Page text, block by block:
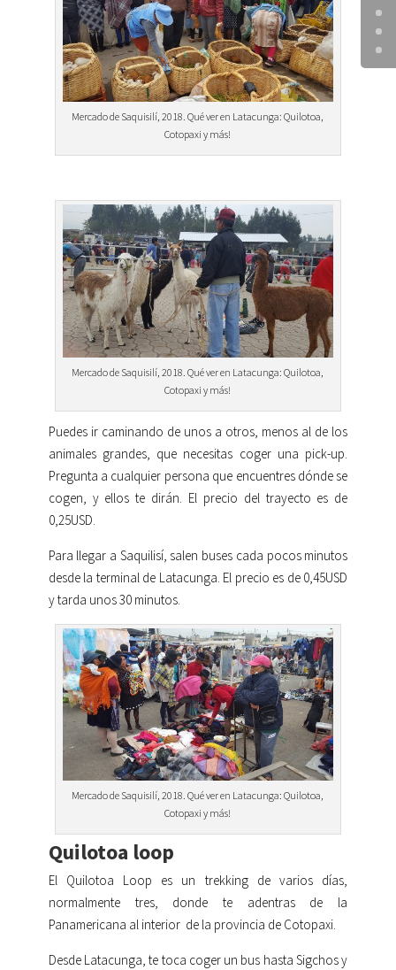
Mercado de Saquisilí, 2018. Qué ver en Latacunga: Quilotoa,
Cotopaxi y más!
Mercado de Saquisilí, 2018. Qué ver en Latacunga: Quilotoa,
Cotopaxi y más!
Puedes ir caminando de unos a otros, menos al de los
animales grandes, que necesitas coger una pick-up.
Pregunta a cualquier persona que encuentres dónde se
cogen, y ellos te dirán. El precio del trayecto es de
0,25USD.
Para llegar a Saquilisí, salen buses cada pocos minutos
desde la terminal de Latacunga. El precio es de 0,45USD
y tarda unos 30 minutos.
Mercado de Saquisilí, 2018. Qué ver en Latacunga: Quilotoa,
Cotopaxi y más!
Quilotoa loop
El Quilotoa Loop es un trekking de varios días,
normalmente tres, donde te adentras de la
Panamericana al interior de la provincia de Cotopaxi.
Desde Latacunga, te toca coger un bus hasta Sigchos y